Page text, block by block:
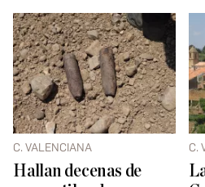
C. VALENCIANA
Hallan decenas de
C.